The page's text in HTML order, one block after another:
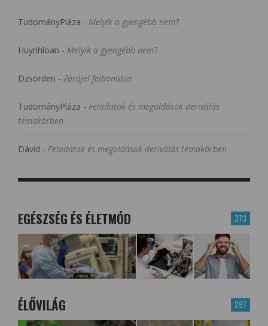
TudományPláza - Melyik a gyengébb nem?
Huynhloan - Melyik a gyengébb nem?
Dzsorden - Zárójel felbontása
TudományPláza - Feladatok és megoldások deriválás
témakörben
Dávid - Feladatok és megoldások deriválás témakörben
373
EGÉSZSÉG ÉS ÉLETMÓD
297
ÉLŐVILÁG